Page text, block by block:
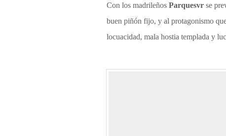
Con los madrileñosParquesvrse
buen piñón fijo, y al protagonismo
locuacidad, mala hostia templada y